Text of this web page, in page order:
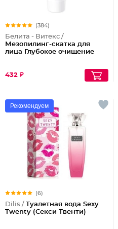
(384)
Белита - Витекс /
Мезопилинг-скатка для
лица Глубокое очищение
432 ₽
Рекомендуем
(6)
Dilis / Туалетная вода Sexy
Twenty (Секси Твенти)